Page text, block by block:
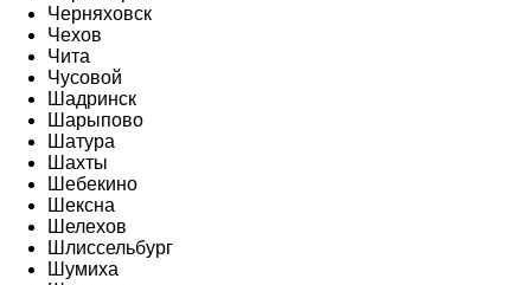
Черняховск
Чехов
Чита
Чусовой
Шадринск
Шарыпово
Шатура
Шахты
Шебекино
Шексна
Шелехов
Шлиссельбург
Шумиха